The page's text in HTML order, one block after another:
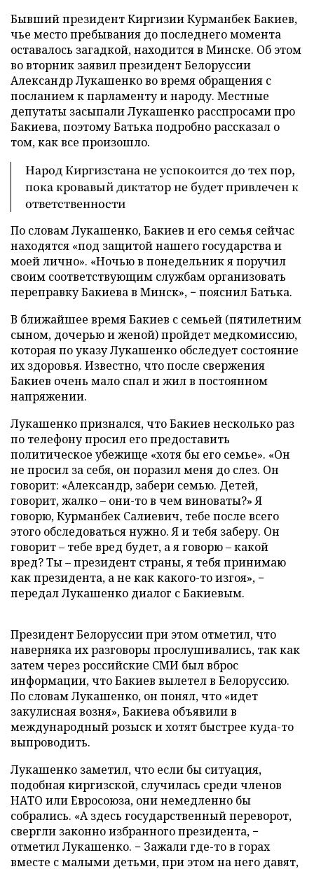
Бывший президент Киргизии Курманбек Бакиев,
чье место пребывания до последнего момента
оставалось загадкой, находится в Минске. Об этом
во вторник заявил президент Белоруссии
Александр Лукашенко во время обращения с
посланием к парламенту и народу. Местные
депутаты засыпали Лукашенко расспросами про
Бакиева, поэтому Батька подробно рассказал о
том, как все произошло.
Народ Киргизстана не успокоится до тех пор,
пока кровавый диктатор не будет привлечен к
ответственности
По словам Лукашенко, Бакиев и его семья сейчас
находятся «под защитой нашего государства и
моей лично». «Ночью в понедельник я поручил
своим соответствующим службам организовать
переправку Бакиева в Минск», − пояснил Батька.
В ближайшее время Бакиев с семьей (пятилетним
сыном, дочерью и женой) пройдет медкомиссию,
которая по указу Лукашенко обследует состояние
их здоровья. Известно, что после свержения
Бакиев очень мало спал и жил в постоянном
напряжении.
Лукашенко признался, что Бакиев несколько раз
по телефону просил его предоставить
политическое убежище «хотя бы его семье». «Он
не просил за себя, он поразил меня до слез. Он
говорит: «Александр, забери семью. Детей,
говорит, жалко – они-то в чем виноваты?» Я
говорю, Курманбек Салиевич, тебе после всего
этого обследоваться нужно. Я и тебя заберу. Он
говорит – тебе вред будет, а я говорю – какой
вред? Ты – президент страны, я тебя принимаю
как президента, а не как какого-то изгоя», −
передал Лукашенко диалог с Бакиевым.
Президент Белоруссии при этом отметил, что
наверняка их разговоры прослушивались, так как
затем через российские СМИ был вброс
информации, что Бакиев вылетел в Белоруссию.
По словам Лукашенко, он понял, что «идет
закулисная возня», Бакиева объявили в
международный розыск и хотят быстрее куда-то
выпроводить.
Лукашенко заметил, что если бы ситуация,
подобная киргизской, случилась среди членов
НАТО или Евросоюза, они немедленно бы
собрались. «А здесь государственный переворот,
свергли законно избранного президента, −
отметил Лукашенко. − Зажали где-то в горах
вместе с малыми детьми, при этом на него давят,